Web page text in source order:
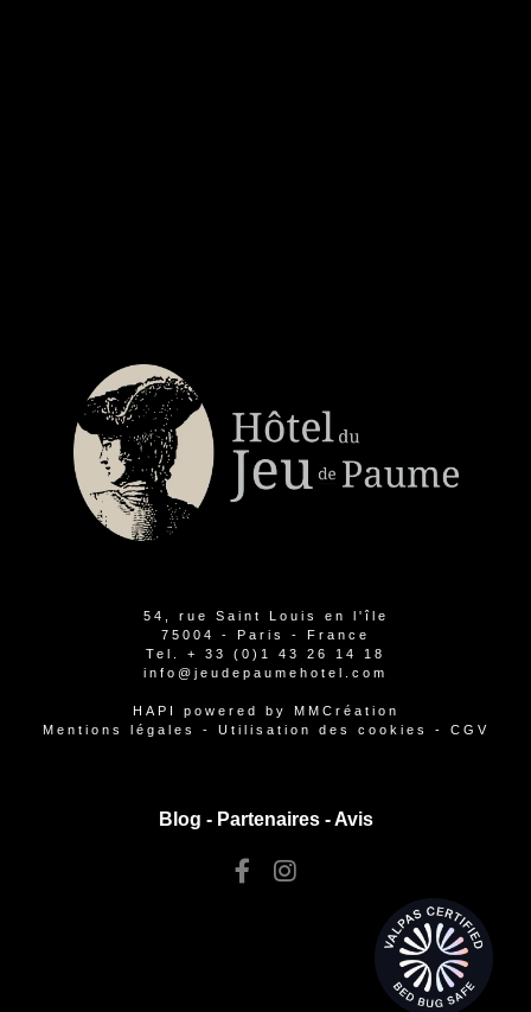
54, rue Saint Louis en l'île
75004 - Paris - France
Tel. + 33 (0)1 43 26 14 18
info@jeudepaumehotel.com
HAPI powered by MMCréation
Mentions légales
- Utilisation des cookies - CGV
Blog - Partenaires-Avis